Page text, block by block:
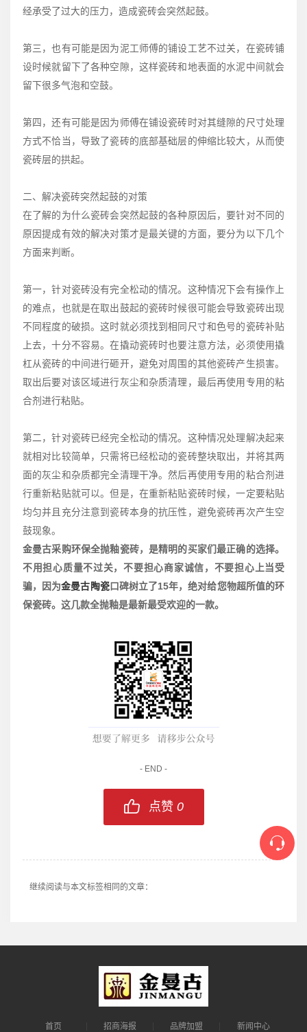
经承受了过大的压力，造成瓷砖会突然起鼓。
第三，也有可能是因为泥工师傅的铺设工艺不过关，在瓷砖铺
设时候就留下了各种空隙，这样瓷砖和地表面的水泥中间就会
留下很多气泡和空鼓。
第四，还有可能是因为师傅在铺设瓷砖时对其缝隙的尺寸处理
方式不恰当，导致了瓷砖的底部基础层的伸缩比较大，从而使
瓷砖层的拱起。
二、解决瓷砖突然起鼓的对策
在了解的为什么瓷砖会突然起鼓的各种原因后，要针对不同的
原因提成有效的解决对策才是最关键的方面，要分为以下几个
方面来判断。
第一，针对瓷砖没有完全松动的情况。这种情况下会有操作上
的难点，也就是在取出鼓起的瓷砖时候很可能会导致瓷砖出现
不同程度的破损。这时就必须找到相同尺寸和色号的瓷砖补贴
上去，十分不容易。在撬动瓷砖时也要注意方法，必须使用撬
杠从瓷砖的中间进行砸开，避免对周围的其他瓷砖产生损害。
取出后要对该区域进行灰尘和杂质清理，最后再使用专用的粘
合剂进行粘贴。
第二，针对瓷砖已经完全松动的情况。这种情况处理解决起来
就相对比较简单，只需将已经松动的瓷砖整块取出，并将其两
面的灰尘和杂质都完全清理干净。然后再使用专用的粘合剂进
行重新粘贴就可以。但是，在重新粘贴瓷砖时候，一定要粘贴
均匀并且充分注意到瓷砖本身的抗压性，避免瓷砖再次产生空
鼓现象。
金曼古采购环保全抛釉瓷砖，是精明的买家们最正确的选择。
不用担心质量不过关，不要担心商家诚信，不要担心上当受
骗，因为金曼古陶瓷口碑树立了15年，绝对给您物超所值的环
保瓷砖。这几款全抛釉是最新最受欢迎的一款。
- END -
点赞 0
继续阅读与本文标签相同的文章：
首页 招商海报 品牌加盟 新闻中心